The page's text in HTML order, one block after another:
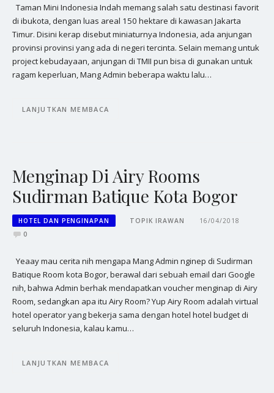
Taman Mini Indonesia Indah memang salah satu destinasi favorit
di ibukota, dengan luas areal 150 hektare di kawasan Jakarta
Timur. Disini kerap disebut miniaturnya Indonesia, ada anjungan
provinsi provinsi yang ada di negeri tercinta. Selain memang untuk
project kebudayaan, anjungan di TMII pun bisa di gunakan untuk
ragam keperluan, Mang Admin beberapa waktu lalu…
LANJUTKAN MEMBACA
Menginap Di Airy Rooms
Sudirman Batique Kota Bogor
HOTEL DAN PENGINAPAN TOPIK IRAWAN
16/04/2018
0
Yeaay mau cerita nih mengapa Mang Admin nginep di Sudirman
Batique Room kota Bogor, berawal dari sebuah email dari Google
nih, bahwa Admin berhak mendapatkan voucher menginap di Airy
Room, sedangkan apa itu Airy Room? Yup Airy Room adalah virtual
hotel operator yang bekerja sama dengan hotel hotel budget di
seluruh Indonesia, kalau kamu…
LANJUTKAN MEMBACA